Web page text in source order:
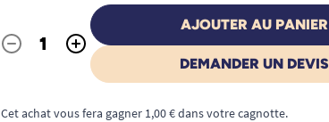
Quantité
- +
AJOUTER AU PANIER
DEMANDER UN DEVIS
Cet achat vous fera gagner 1,00 € dans votre cagnotte.